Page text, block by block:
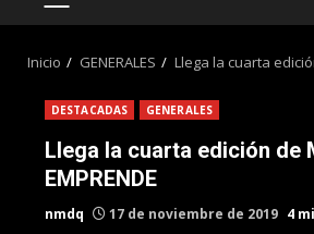
MENÚ
Inicio GENERALES Llega la cuarta
DESTACADAS GENERALES
Llega la cuarta edición de
EMPRENDE
nmdq 17 de noviembre de 2019 4